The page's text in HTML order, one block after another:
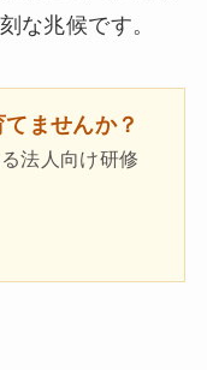
な兆候です。
ませんか？
法人向け研修